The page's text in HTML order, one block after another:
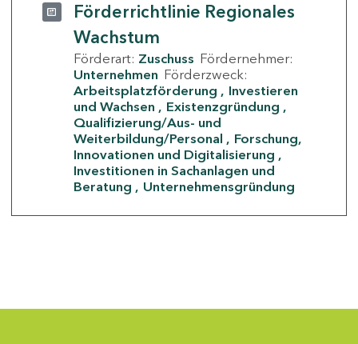
Förderrichtlinie Regionales
Wachstum
Förderart: Zuschuss Fördernehmer:
Unternehmen Förderzweck:
Arbeitsplatzförderung
Investieren
und Wachsen
Existenzgründung
Qualifizierung/Aus- und
Weiterbildung/Personal
Forschung,
Innovationen und Digitalisierung
Investitionen in Sachanlagen und
Beratung
Unternehmensgründung